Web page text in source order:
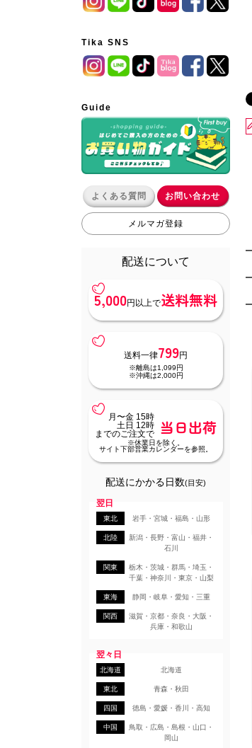
Tika SNS
Guide
よくある質問 お問い合わせ
メルマガ登録
配送について
5,000円以上で送料無料
送料一律799円
※離島は1,099円
※沖縄は2,000円
月〜金 15時
土日 12時
までのご注文で
当日出荷
※休業日を除く。
サイト下部営業カレンダーを参照。
配送にかかる日数(目安)
翌日
東北 岩手・宮城・福島・山形
北陸
新潟・長野・富山・福井・
石川
関東
栃木・茨城・群馬・埼玉・
千葉・神奈川・東京・山梨
東海 静岡・岐阜・愛知・三重
関西
滋賀・京都・奈良・大阪・
兵庫・和歌山
翌々日
北海道 北海道
東北 青森・秋田
四国 徳島・愛媛・香川・高知
中国
鳥取・広島・島根・山口・
岡山